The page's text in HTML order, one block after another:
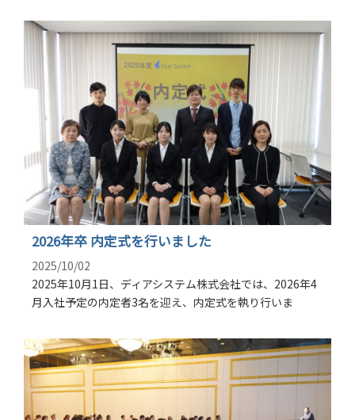
2026年卒 内定式を行いました
2025/10/02
2025年10月1日、ディアシステム株式会社では、2026年4
月入社予定の内定者3名を迎え、内定式を執り行いま